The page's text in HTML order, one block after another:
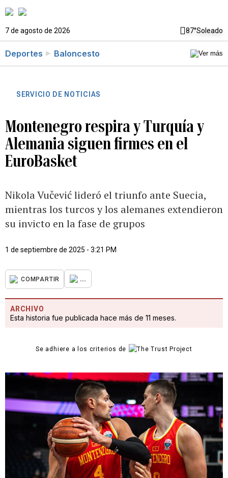
7 de agosto de 2026 87°Soleado
Deportes Baloncesto
SERVICIO DE NOTICIAS
Montenegro respira y Turquía y
Alemania siguen firmes en el
EuroBasket
Nikola Vučević lideró el triunfo ante Suecia,
mientras los turcos y los alemanes extendieron
su invicto en la fase de grupos
1 de septiembre de 2025 - 3:21 PM
COMPARTIR ...
ARCHIVO
Esta historia fue publicada hace más de 11 meses.
Se adhiere a los criterios de